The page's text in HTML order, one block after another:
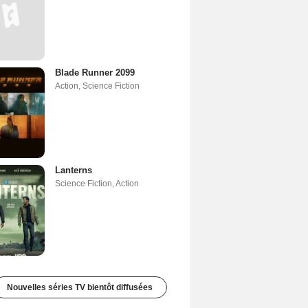
Blade Runner 2099
Action, Science Fiction
Lanterns
Science Fiction,Action
Nouvelles séries TV bientôt diffusées